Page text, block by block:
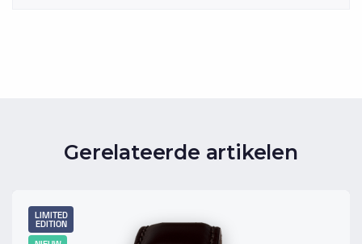
Gerelateerde artikelen
LIMITED
EDITION